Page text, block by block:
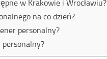
w Krakowie i Wrocławiu?
na co dzień?
personalny?